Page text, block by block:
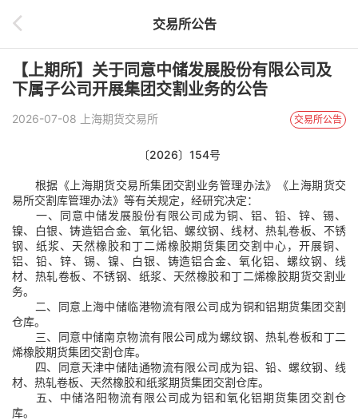
交易所公告
【上期所】关于同意中储发展股份有限公司及
下属子公司开展集团交割业务的公告
2026-07-08 上海期货交易所 交易所公告
〔2026〕 154号
根据《上海期货交易所集团交割业务管理办法》《上海期货交
易所交割库管理办法》等有关规定，经研究决定：
一、同意中储发展股份有限公司成为铜、铝、铅、锌、锡、
镍、白银、铸造铝合金、 氧化铝、 螺纹钢、线材、热轧卷板、 不锈
钢、 纸浆、天然橡胶和丁二烯橡胶期货集团交割中心，开展铜、
铝、铅、锌、锡、镍、白银、 铸造铝合金、氧化铝、 螺纹钢、线
材、热轧卷板、 不锈钢、 纸浆、天然橡胶和丁二烯橡胶期货交割业
务。
二、同意上海中储临港物流有限公司成为铜和铝期货集团交割
仓库。
三、同意中储南京物流有限公司成为螺纹钢、热轧卷板和丁二
烯橡胶期货集团交割仓库。
四、同意天津中储陆通物流有限公司成为铝、铅、螺纹钢、线
材、热轧卷板、天然橡胶和纸浆期货集团交割仓库。
五、中储洛阳物流有限公司成为铝和氧化铝期货集团交割仓
库。